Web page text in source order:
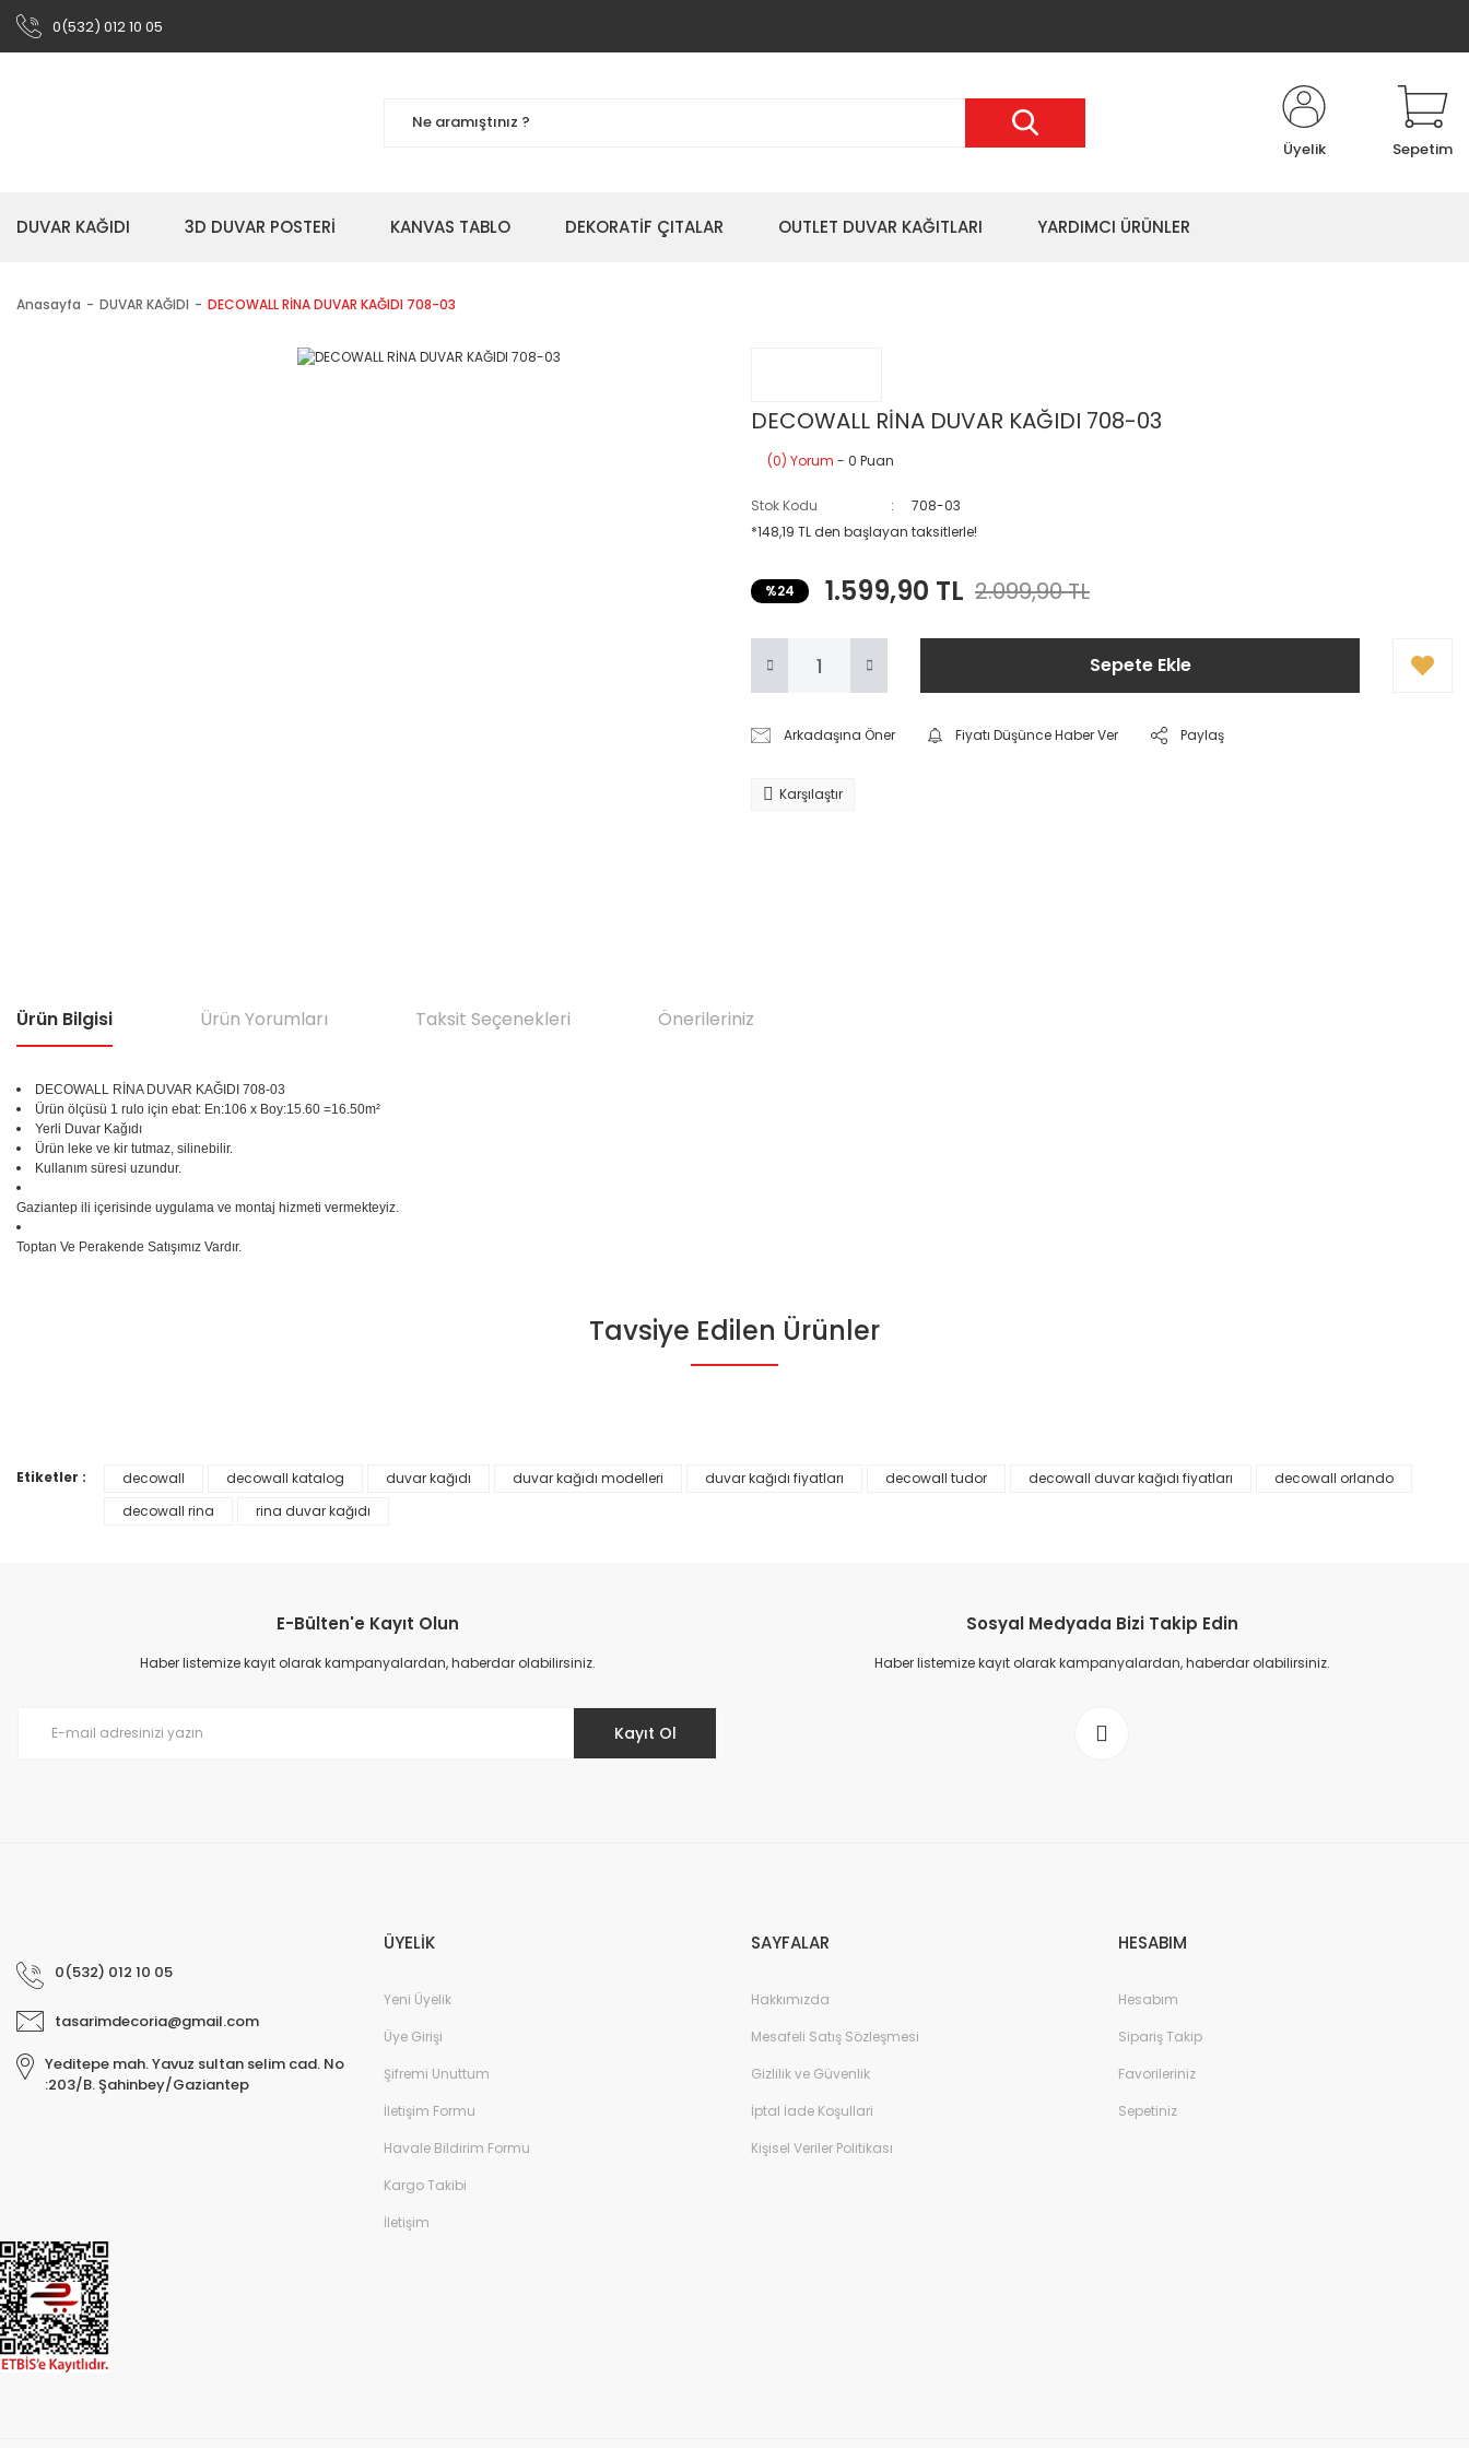
0(532) 012 10 05
Üyelik Sepetim
DUVAR KAĞIDI 3D DUVAR POSTERİ KANVAS TABLO DEKORATİF ÇITALAR OUTLET DUVAR KAĞITLARI YARDIMCI ÜRÜNLER
Anasayfa DUVAR KAĞIDI DECOWALL RİNA DUVAR KAĞIDI 708-03
DECOWALL RİNA DUVAR KAĞIDI 708-03
(0) Yorum - 0 Puan
Stok Kodu
708-03
*148,19 TL den başlayan taksitlerle!
%24 1.599,90 TL 2.099,90 TL
Sepete Ekle
Arkadaşına Öner Fiyatı Düşünce Haber Ver Paylaş
Karşılaştır
Ürün Bilgisi Ürün Yorumları Taksit Seçenekleri Önerileriniz
DECOWALL RİNA DUVAR KAĞIDI 708-03
Ürün ölçüsü 1 rulo için ebat: En:106 x Boy:15.60 =16.50m²
Yerli Duvar Kağıdı
Ürün leke ve kir tutmaz, silinebilir.
Kullanım süresi uzundur.
Gaziantep ili içerisinde uygulama ve montaj hizmeti vermekteyiz.
Toptan Ve Perakende Satışımız Vardır.
Bu ürüne ilk yorumu siz yapın!
Bu ürünün fiyat bilgisi, resim, ürün açıklamalarında ve diğer konularda yetersiz gördüğünüz noktaları öneri formunu kullanarak tarafımıza iletebilirsiniz.
Ürün bilgilerinde hatalar bulunuyor.
Tavsiye Edilen Ürünler
Prime ArtDECO Duvar Kağıdı Tutkalı 500 gr
Etiketler : decowall decowall katalog duvar kağıdı duvar kağıdı modelleri duvar kağıdı fiyatları decowall tudor decowall duvar kağıdı fiyatları
decowall orlando
decowall rina
rina duvar kağıdı
E-Bülten'e Kayıt Olun
Haber listemize kayıt olarak kampanyalardan, haberdar olabilirsiniz.
Kayıt Ol
Sosyal Medyada Bizi Takip Edin
Haber listemize kayıt olarak kampanyalardan, haberdar olabilirsiniz.
0(532) 012 10 05
tasarimdecoria@gmail.com
Yeditepe mah. Yavuz sultan selim cad. No
:203/B. Şahinbey/Gaziantep
ÜYELİK
Yeni Üyelik
Üye Girişi
Şifremi Unuttum
İletişim Formu
Havale Bildirim Formu
Kargo Takibi
İletişim
SAYFALAR
Hakkımızda
Mesafeli Satış Sözleşmesi
Gizlilik ve Güvenlik
İptal İade Koşullari
Kişisel Veriler Politikası
HESABIM
Hesabım
Sipariş Takip
Favorileriniz
Sepetiniz